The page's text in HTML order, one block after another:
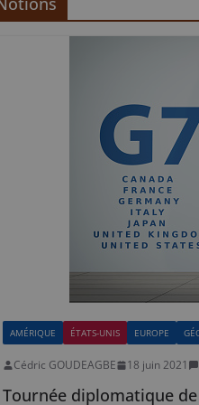
AMÉRIQUE ÉTATS-UNIS EUROPE
Cédric GOUDEAGBE 18 juin 2021
Tournée diplomatique